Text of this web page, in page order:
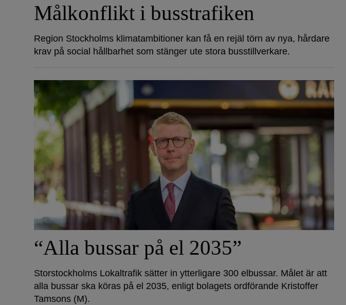
Målkonflikt i busstrafiken
Region Stockholms klimatambitioner kan få en rejäl törn av nya, hårdare
krav på social hållbarhet som stänger ute stora busstillverkare.
“Alla bussar på el 2035”
Storstockholms Lokaltrafik sätter in ytterligare 300 elbussar. Målet är att
alla bussar ska köras på el 2035, enligt bolagets ordförande Kristoffer
Tamsons (M).